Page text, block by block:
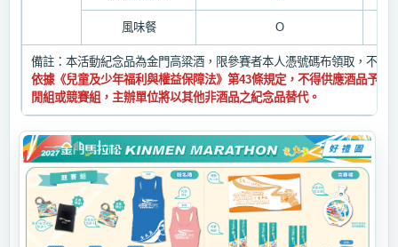
風味餐 O
備註：本活動紀念品為金門高粱酒，限參賽者本人憑號碼布領取，不得
依據《兒童及少年福利與權益保障法》第43條規定，不得供應酒品予未
閒組或競賽組，主辦單位將以其他非酒品之紀念品替代。